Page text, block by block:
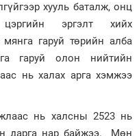
хууль баталж, онц
эргэлт хийх
гаруй төрийн алба
гаруй олон нийтийн
нь халах арга хэмжээ
нь халсны 2523 нь
дарга нар байжээ. Мөн